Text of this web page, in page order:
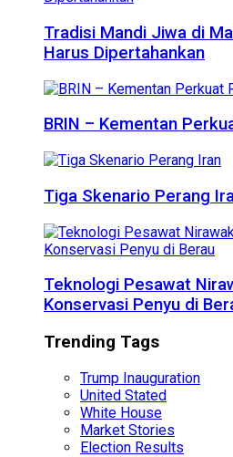
Tradisi Mandi Jiwa di
Harus Dipertahankan
BRIN – Kementan
Tiga Skenario Perang
Teknologi Pesawat
Konservasi Penyu di
Trending Tags
Trump Inauguration
United Stated
White House
Market Stories
Election Results